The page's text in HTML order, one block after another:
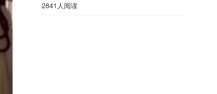
2841人阅读